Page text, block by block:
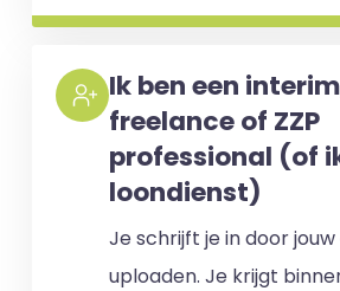
Ik ben een
freelance of ZZP
professional (of
loondienst)
Je schrijft je in door
uploaden. Je krijgt